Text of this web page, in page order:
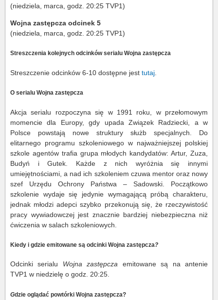
(niedziela, marca, godz. 20:25 TVP1)
Wojna zastępcza odcinek 5
(niedziela, marca, godz. 20:25 TVP1)
Streszczenia kolejnych odcinków serialu Wojna zastępcza
Streszczenie odcinków 6-10 dostępne jest tutaj
O serialu Wojna zastępcza
Akcja serialu rozpoczyna się w 1991 roku, w przełomowym
momencie dla Europy, gdy upada Związek Radziecki, a w
Polsce powstają nowe struktury służb specjalnych. Do
elitarnego programu szkoleniowego w najważniejszej polskiej
szkole agentów trafia grupa młodych kandydatów: Artur, Zuza,
Budyń i Gutek. Każde z nich wyróżnia się innymi
umiejętnościami, a nad ich szkoleniem czuwa mentor oraz nowy
szef Urzędu Ochrony Państwa – Sadowski. Początkowo
szkolenie wydaje się jedynie wymagającą próbą charakteru,
jednak młodzi adepci szybko przekonują się, że rzeczywistość
pracy wywiadowczej jest znacznie bardziej niebezpieczna niż
ćwiczenia w salach szkoleniowych.
Kiedy i gdzie emitowane są odcinki Wojna zastępcza?
Odcinki serialu Wojna zastępcza emitowane są na antenie
TVP1 w niedzielę o godz. 20:25.
Gdzie oglądać powtórki Wojna zastępcza?